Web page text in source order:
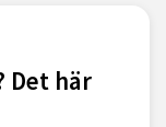
Det här